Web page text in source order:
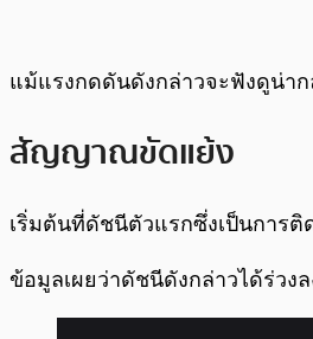
แม้แรงกดดันดังกล่าวจะฟังดูน่ากลั
สัญญาณขัดแย้ง
เริ่มต้นที่ดัชนีตัวแรกซึ่งเป็นการ
ข้อมูลเผยว่าดัชนีดังกล่าวได้ร่ว